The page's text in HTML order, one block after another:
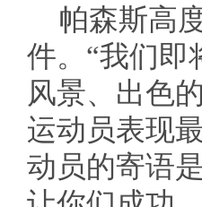
帕森斯高
件。“我们即
风景、出色
运动员表现
动员的寄语